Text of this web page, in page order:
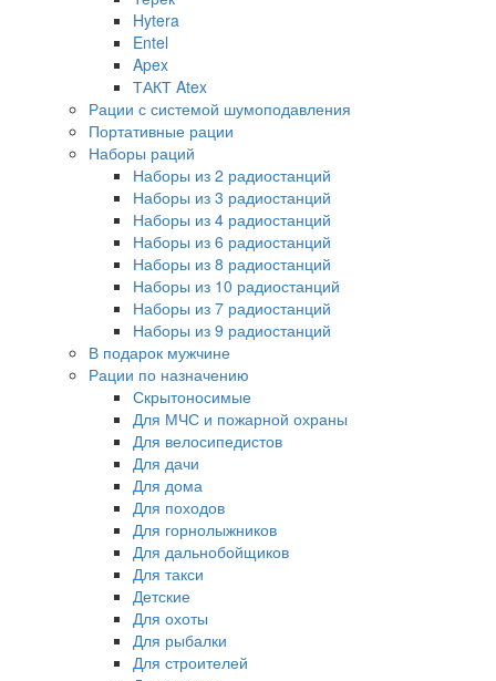
Hytera
Entel
Apex
ТАКТ Atex
Рации с системой шумоподавления
Портативные рации
Наборы раций
Наборы из 2 радиостанций
Наборы из 3 радиостанций
Наборы из 4 радиостанций
Наборы из 6 радиостанций
Наборы из 8 радиостанций
Наборы из 10 радиостанций
Наборы из 7 радиостанций
Наборы из 9 радиостанций
В подарок мужчине
Рации по назначению
Скрытоносимые
Для МЧС и пожарной охраны
Для велосипедистов
Для дачи
Для дома
Для походов
Для горнолыжников
Для дальнобойщиков
Для такси
Детские
Для охоты
Для рыбалки
Для строителей